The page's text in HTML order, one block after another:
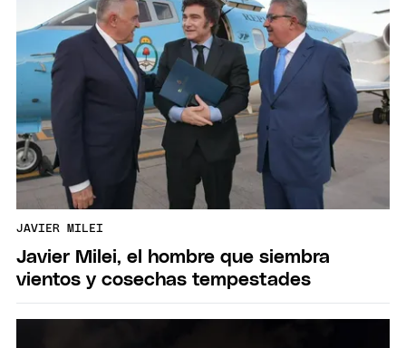
JAVIER MILEI
Javier Milei, el hombre que siembra
vientos y cosechas tempestades